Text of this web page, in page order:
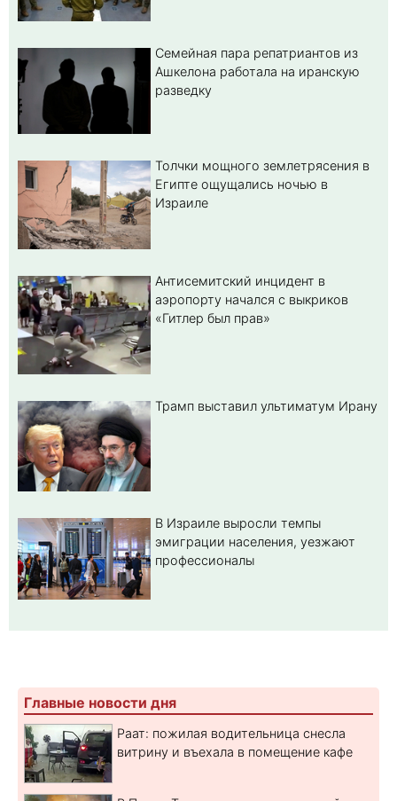
Семейная пара репатриантов из
Ашкелона работала на иранскую
разведку
Толчки мощного землетрясения в
Египте ощущались ночью в
Израиле
Антисемитский инцидент в
аэропорту начался с выкриков
«Гитлер был прав»
Трамп выставил ультиматум Ирану
В Израиле выросли темпы
эмиграции населения, уезжают
профессионалы
Главные новости дня
Раат: пожилая водительница снесла
витрину и въехала в помещение кафе